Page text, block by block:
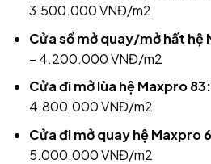
3.500.000 VNĐ/m2
Cửa sổ mở quay/mở hất hệ
– 4.200.000 VNĐ/m2
Cửa đi mở lùa hệ Maxpro 83:
4.800.000 VNĐ/m2
Cửa đi mở quay hệ Maxpro
5.000.000 VNĐ/m2